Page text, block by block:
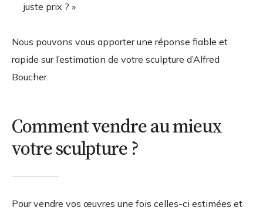
juste prix ? »
Nous pouvons vous apporter une réponse fiable et
rapide sur l’estimation de votre sculpture d’Alfred
Boucher.
Comment vendre au mieux
votre sculpture ?
Pour vendre vos œuvres une fois celles-ci estimées et